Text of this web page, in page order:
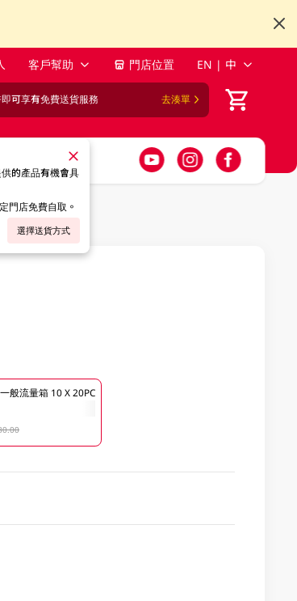
客戶幫助 門店位置 EN | 中
可享有免費送貨服務 去湊單
的產品有機會具
門店免費自取。
選擇送貨方式
般流量箱 10 X 20PC